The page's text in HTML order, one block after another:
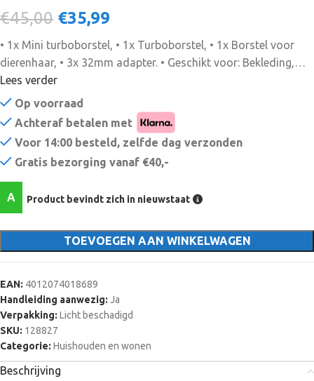
€45,00 €35,99
• 1x Mini turboborstel, • 1x Turboborstel, • 1x Borstel voor
dierenhaar, • 3x 32mm adapter. • Geschikt voor: Bekleding,
stof, vloerbedekking en tapijt. • Kleur: zwart • Diameter: 35 &
32 mm (insert) • Uitvoering: Alternatief • Passend voor: AEG,
Bosch, Electrolux, Miele, Moulinex, Nilfisk, Panasonic,
Rowenta, Siemens, etc. • Verpakkingsinhoud: Borstelset voor
het verwijderen van dierenharen: • Verpakkingsvorm: Doos
Lees verder
Op voorraad
Achteraf betalen met
Voor 14:00 besteld, zelfde dag verzonden
Gratis bezorging vanaf €40,-
A Product bevindt zich in nieuwstaat
TOEVOEGEN AAN WINKELWAGEN
EAN: 4012074018689
Handleiding aanwezig: Ja
Verpakking: Licht beschadigd
SKU: 128827
Categorie: Huishouden en wonen
Beschrijving